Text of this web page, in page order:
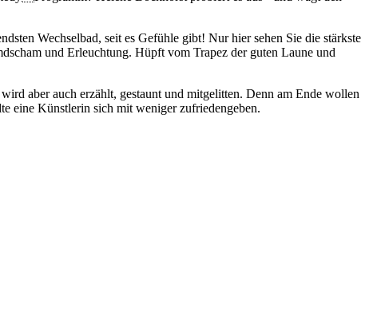
Wechselbad, seit es Gefühle gibt! Nur hier sehen Sie die stärkste
und Erleuchtung. Hüpft vom Trapez der guten Laune und
aber auch erzählt, gestaunt und mitgelitten. Denn am Ende wollen
eine Künstlerin sich mit weniger zufriedengeben.